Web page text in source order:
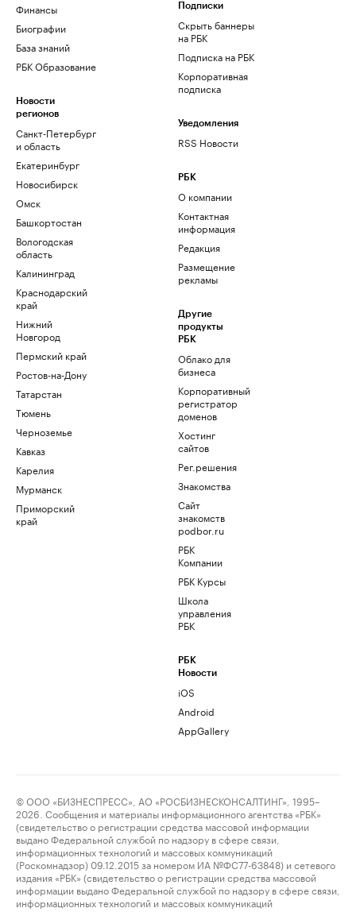
Финансы
Биографии
База знаний
РБК Образование
Новости
регионов
Санкт-Петербург
и область
Екатеринбург
Новосибирск
Омск
Башкортостан
Вологодская
область
Калининград
Краснодарский
край
Нижний
Новгород
Пермский край
Ростов-на-Дону
Татарстан
Тюмень
Черноземье
Кавказ
Карелия
Мурманск
Приморский
край
Подписки
Скрыть баннеры
на РБК
Подписка на РБК
Корпоративная
подписка
Уведомления
RSS Новости
РБК
О компании
Контактная
информация
Редакция
Размещение
рекламы
Другие
продукты
РБК
Облако для
бизнеса
Корпоративный
регистратор
доменов
Хостинг
сайтов
Рег.решения
Знакомства
Сайт
знакомств
podbor.ru
РБК
Компании
РБК Курсы
Школа
управления
РБК
РБК
Новости
iOS
Android
AppGallery
© ООО «БИЗНЕСПРЕСС», АО «РОСБИЗНЕСКОНСАЛТИНГ», 1995–
2026. Сообщения и материалы информационного агентства «РБК»
(свидетельство о регистрации средства массовой информации
выдано Федеральной службой по надзору в сфере связи,
информационных технологий и массовых коммуникаций
(Роскомнадзор) 09.12.2015 за номером ИА №ФС77-63848) и сетевого
издания «РБК» (свидетельство о регистрации средства массовой
информации выдано Федеральной службой по надзору в сфере связи,
информационных технологий и массовых коммуникаций